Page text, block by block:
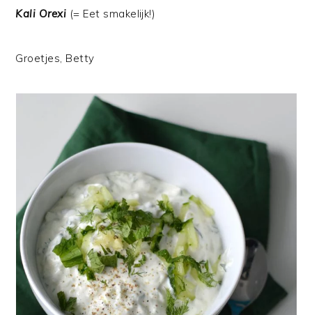
Kali Orexi (= Eet smakelijk!)
Groetjes, Betty